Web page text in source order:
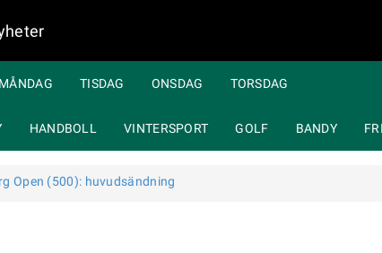
MÅNDAG TISDAG ONSDAG TORSDAG
HANDBOLL VINTERSPORT GOLF BANDY
Open (500): huvudsändning